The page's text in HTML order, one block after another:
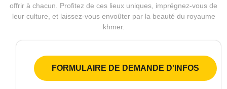
offrir à chacun. Profitez de ces lieux uniques, imprégnez-vous de
leur culture, et laissez-vous envoûter par la beauté du royaume
khmer.
FORMULAIRE DE DEMANDE D'INFOS